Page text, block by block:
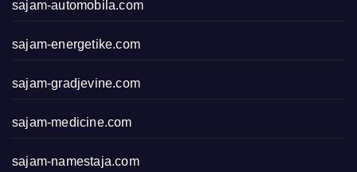
sajam-automobila.com
sajam-energetike.com
sajam-gradjevine.com
sajam-medicine.com
sajam-namestaja.com